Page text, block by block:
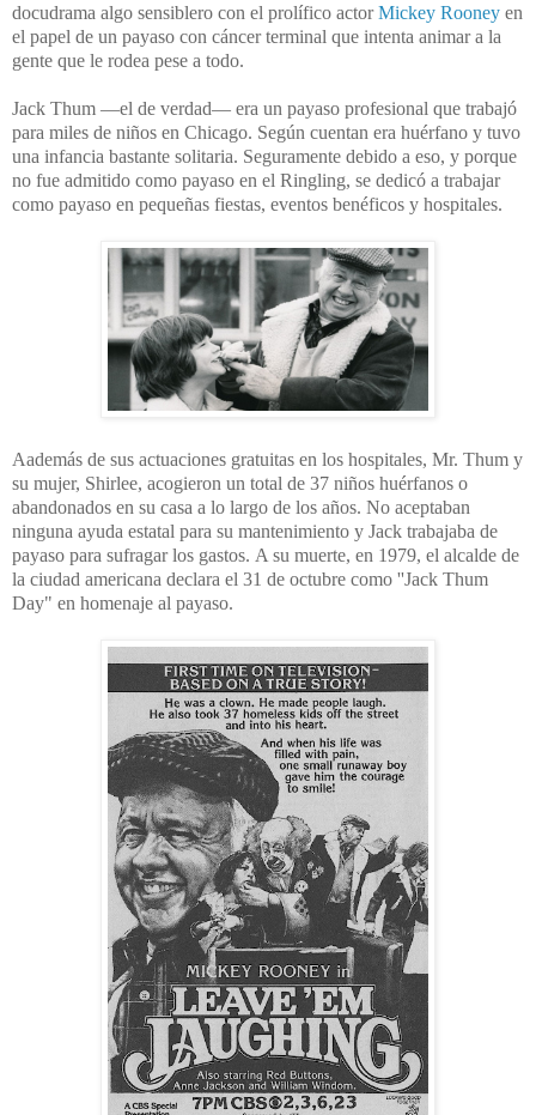
docudrama algo sensiblero con el prolífico actorMickey Rooney en
el papel de un payaso con cáncer terminal que intenta animar a la
gente que le rodea pese a todo.
Jack Thum —el de verdad— era un payaso profesional que trabajó
para miles de niños en Chicago. Según cuentan era huérfano y tuvo
una infancia bastante solitaria. Seguramente debido a eso, y porque
no fue admitido como payaso en el Ringling, se dedicó a trabajar
como payaso en pequeñas fiestas, eventos benéficos y hospitales.
Aademás de sus actuaciones gratuitas en los hospitales, Mr. Thum y
su mujer, Shirlee, acogieron un total de 37 niños huérfanos o
abandonados en su casa a lo largo de los años. No aceptaban
ninguna ayuda estatal para su mantenimiento y Jack trabajaba de
payaso para sufragar los gastos. A su muerte, en 1979, el alcalde de
la ciudad americana declara el 31 de octubre como ''Jack Thum
Day" en homenaje al payaso.